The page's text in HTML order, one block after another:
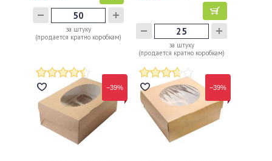
за штуку
(продается кратно коробкам)
за штуку
(продается кратно коробкам)
−39% −39%